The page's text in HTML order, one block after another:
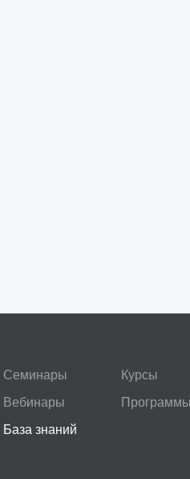
Семинары
Курсы
Вебинары
Программы
База знаний